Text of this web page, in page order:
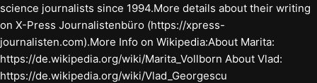
science journalists since 1994.More details about their writing
on X-Press Journalistenbüro (https://xpress-
journalisten.com).More Info on Wikipedia:About Marita:
https://de.wikipedia.org/wiki/Marita_Vollborn About Vlad:
https://de.wikipedia.org/wiki/Vlad_Georgescu